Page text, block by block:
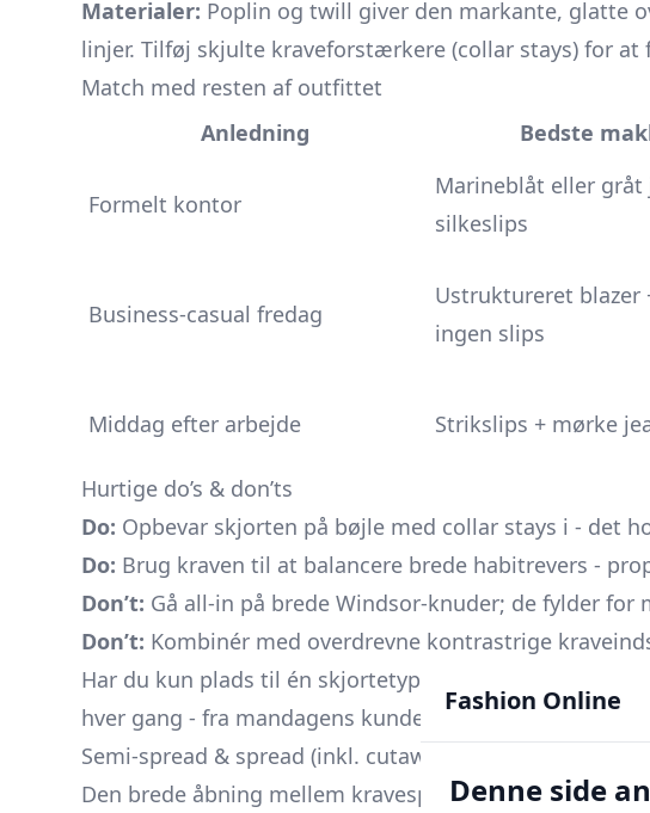
Materialer: Poplin og twill giver den markante, glatte
linjer. Tilføj skjulte kraveforstærkere (collar stays) for at
Match med resten af outfittet
Anledning
Bedste
Formelt kontor
Marineblåt eller
silkeslips
Business-casual fredag
Ustruktureret blazer
ingen slips
Middag efter arbejde Strikslips + mørke
Hurtige do’s & don’ts
Do: Opbevar skjorten på bøjle med collar stays i - det
Do: Brug kraven til at balancere brede habitrevers -
Don’t: Gå all-in på brede Windsor-knuder; de fylder for
Don’t: Kombinér med overdrevne kontrastrige
Har du kun plads til én skjortetype i skabet, så lad det
hver gang - fra mandagens kundemøde til fredagens
Semi-spread & spread (inkl. cutaway)
Den brede åbning mellem kravespidserne er hjertet i
Fashion Online
Denne side